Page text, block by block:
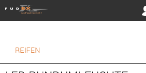
REIFEN